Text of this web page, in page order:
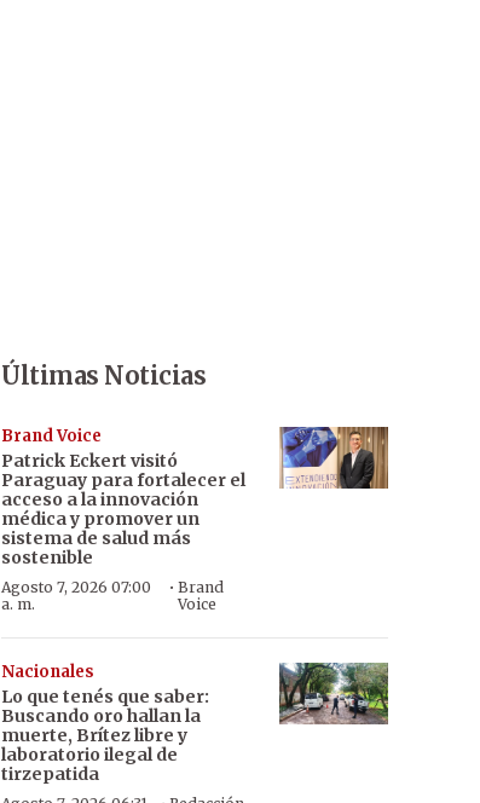
Últimas Noticias
Brand Voice
Patrick Eckert visitó
Paraguay para fortalecer el
acceso a la innovación
médica y promover un
sistema de salud más
sostenible
Agosto 7, 2026 07:00
a. m.
· Brand
Voice
Nacionales
Lo que tenés que saber:
Buscando oro hallan la
muerte, Brítez libre y
laboratorio ilegal de
tirzepatida